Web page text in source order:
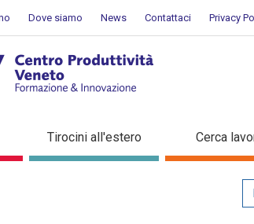
Dove siamo News Contattaci Privacy
4.0:
- Dettaglio in
Tirocini all'estero Cerca